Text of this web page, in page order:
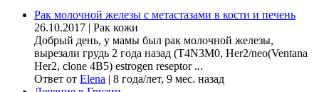
Рак молочной железы с метастазами в кости и печень
26.10.2017 | Рак кожи
Добрый день, у мамы был рак молочной железы,
вырезали грудь 2 года назад (Т4N3M0, Her2/neo(Ventana
Her2, clone 4B5) estrogen reseptor ...
Ответ от Elena | 8 года/лет, 9 мес. назад